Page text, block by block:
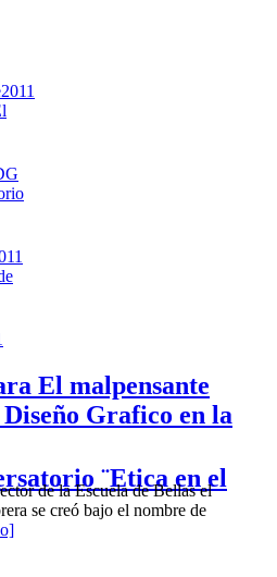
El malpensante
¨Etica en el
Grafico en la
de la Escuela de Bellas el
se creó bajo el nombre de